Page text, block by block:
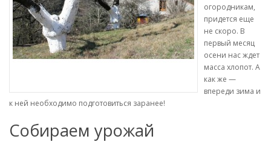
огородникам,
придется еще
не скоро. В
первый месяц
осени нас ждет
масса хлопот. А
как же —
впереди зима и
к ней необходимо подготовиться заранее!
Собираем урожай